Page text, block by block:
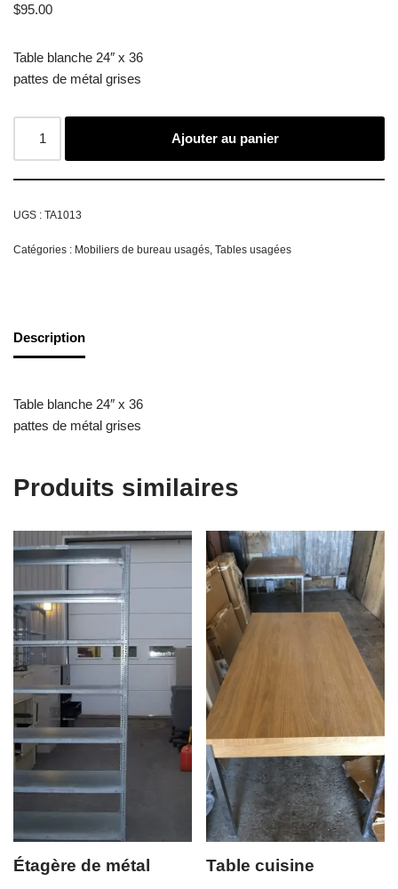
$95.00
Table blanche 24″ x 36
pattes de métal grises
Ajouter au panier
UGS : TA1013
Catégories : Mobiliers de bureau usagés Tables usagées
Description
Table blanche 24″ x 36
pattes de métal grises
Produits similaires
Étagère de métal Table cuisine